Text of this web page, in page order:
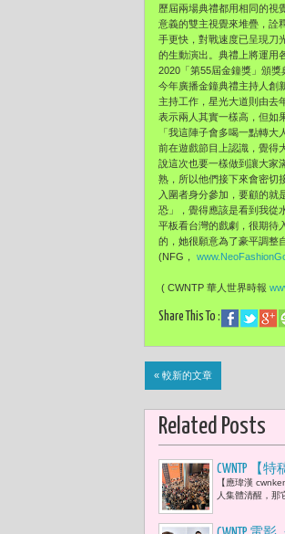
歷屆兩場典禮都用相同的視
意義的雙主視覺來堆疊， 詮
手更快， 對戰速度已呈現刀
的生動演出。典禮上將運用
2020「第55屆金鐘獎」頒
今年廣播金鐘典禮主持人創
主持工作， 星光大道則由去
表示兩人其實一樣高，但如
「我這陣子會多喝一點轉
前在遊戲節目上認識， 覺得
說這次也要一樣做到讓大家
熟， 所以他們接下來會密切
入圍者身分參加， 要顧的就
恐」， 覺得應該是看到我從
平板看台灣的戲劇， 很期待
的， 她很願意為了豪平調整
(NFG，
( CWNTP 華人世界時報
Share This To :
« 較新的文章
Related Posts
CWNTP 【
成功後，
【應瑋漢
人集體清醒，那